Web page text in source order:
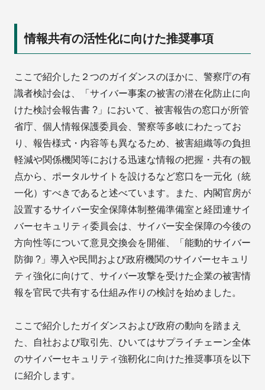
情報共有の活性化に向けた推奨事項
ここで紹介した２つのガイダンスのほかに、警察庁の有
識者検討会は、「サイバー事案の被害の潜在化防止に向
けた検討会報告書 ?」において、被害報告の窓口が所管
省庁、個人情報保護委員会、警察等多岐にわたってお
り、報告様式・内容等も異なるため、被害組織等の負担
軽減や関係機関等における迅速な情報の把握・共有の観
点から、ポータルサイトを設けるなど窓口を一元化（統
一化）すべきであると述べています。また、内閣官房が
設置するサイバー安全保障体制整備準備室と経団連サイ
バーセキュリティ委員会は、サイバー安全保障の今後の
方向性等について意見交換会を開催、「能動的サイバー
防御 ?」導入や民間および政府機関のサイバーセキュリ
ティ強化に向けて、サイバー攻撃を受けた企業の被害情
報を官民で共有する仕組み作りの検討を始めました。
ここで紹介したガイダンスおよび政府の動向を踏まえ
た、自社および取引先、ひいてはサプライチェーン全体
のサイバーセキュリティ強靭化に向けた推奨事項を以下
に紹介します。